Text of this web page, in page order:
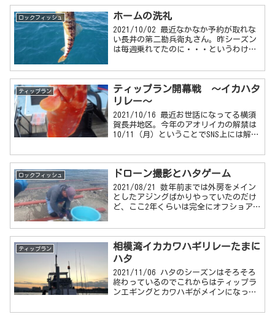
大丈夫か？ やめときゃ良かった・・...
ロックフィッシュ ホームの洗礼
2021/10/02 最近なかなか予約が取れな
い長井の第二勘兵衛丸さん。昨シーズン
は毎週乗れてたのに・・・というわけで
たため、前回から約ひと月ぶりの乗船前
回はいいゲームができて、その後2回ア
ウェイ...
ティップラン
ティップラン開幕戦 ～イカハタ
リレー～
2021/10/16 最近お世話になってる横須
賀長井地区。今年のアオリイカの解禁は
10/11（月）ということでSNS上には解禁
ので、楽しみにして今年の開幕初戦を迎
えた。メンバーはいつのもかいさん
と...
ロックフィッシュ ドローン撮影とハタゲーム
2021/08/21 数年前までは外房をメイン
としたアジングばかりやっていたのだけ
ど、ここ2年くらいは完全にオフショア
ムは最もハマってると思う。自分が好き
な「アタリを掛けていく釣り」でなおか
つパワ...
ティップラン
相模湾イカカワハギリレーたまに
ハタ
2021/11/06 ハタのシーズンはそろそろ
終わっているのでこれからはティップラ
ンエギングとカワハギがメインになって
釣れるので念のためハタタックルも忍ば